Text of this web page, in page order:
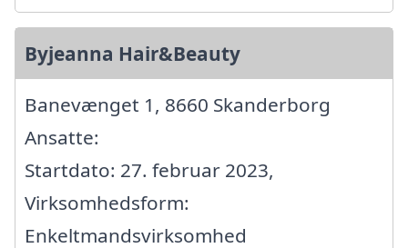
Byjeanna Hair&Beauty
Banevænget 1, 8660 Skanderborg
Ansatte:
Startdato: 27. februar 2023,
Virksomhedsform:
Enkeltmandsvirksomhed